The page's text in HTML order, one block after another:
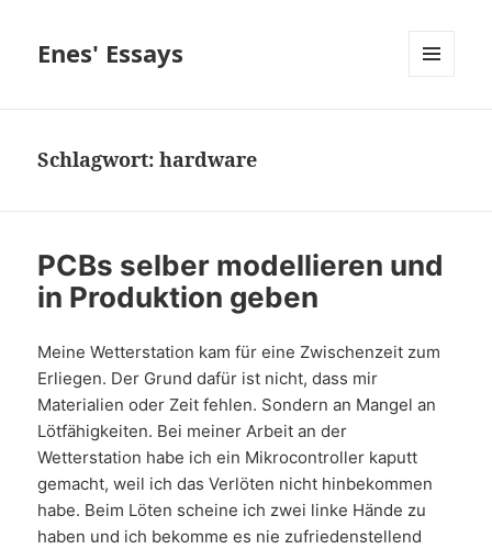
Enes' Essays
Schlagwort:hardware
PCBs selber modellieren und
in Produktion geben
Meine Wetterstation kam für eine Zwischenzeit zum
Erliegen. Der Grund dafür ist nicht, dass mir
Materialien oder Zeit fehlen. Sondern an Mangel an
Lötfähigkeiten. Bei meiner Arbeit an der
Wetterstation habe ich ein Mikrocontroller kaputt
gemacht, weil ich das Verlöten nicht hinbekommen
habe. Beim Löten scheine ich zwei linke Hände zu
haben und ich bekomme es nie zufriedenstellend